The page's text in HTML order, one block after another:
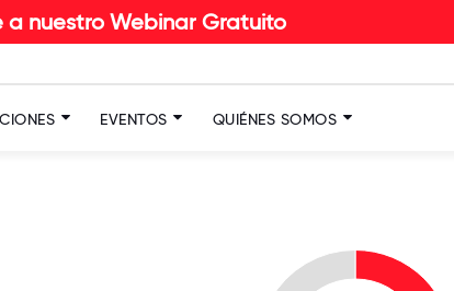
Gratuito
EVENTOS QUIÉNES SOMOS